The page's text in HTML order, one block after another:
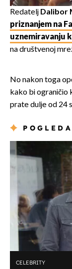
Redatelj Dalibor
priznanjem na
uznemiravanju
na društvenoj
No nakon toga
kako bi ograničio
prate dulje od 24
CELEBRITY